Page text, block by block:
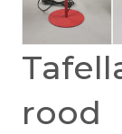
rood